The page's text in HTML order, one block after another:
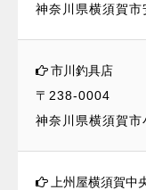
神奈川県横須賀
市川釣具店
〒238-0004
神奈川県横須賀市
上州屋横須賀中